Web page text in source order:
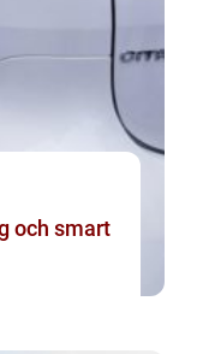
och smart